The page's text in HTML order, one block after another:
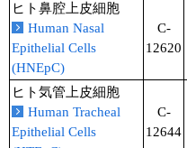
ヒト鼻腔上皮細胞
Human Nasal
Epithelial Cells
(HNEpC)
C-
12620
ヒト気管上皮細胞
Human Tracheal
Epithelial Cells
C-
12644